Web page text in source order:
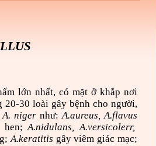
lớn nhất, có mặt ở khắp nơi
20-30 loài gây bệnh cho người,
A. niger như:A.aureus, A.flavus
hen;A.nidulans, A.versicolerr,
A.keratitis gây viêm giác mạc;